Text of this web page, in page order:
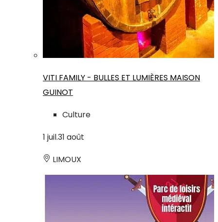
VITI FAMILY - BULLES ET LUMIÈRES MAISON
GUINOT
Culture
1 juil.31 août
LIMOUX